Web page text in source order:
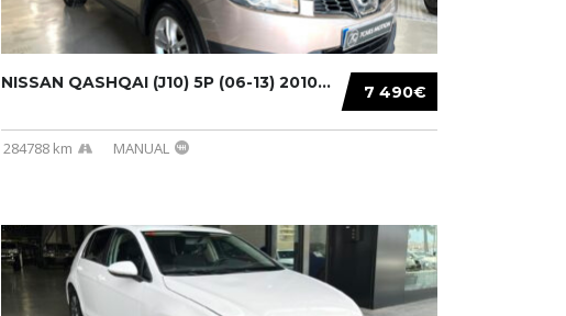
7 490€
NISSAN QASHQAI (J10) 5P (06-13) 2010...
284788 km MANUAL